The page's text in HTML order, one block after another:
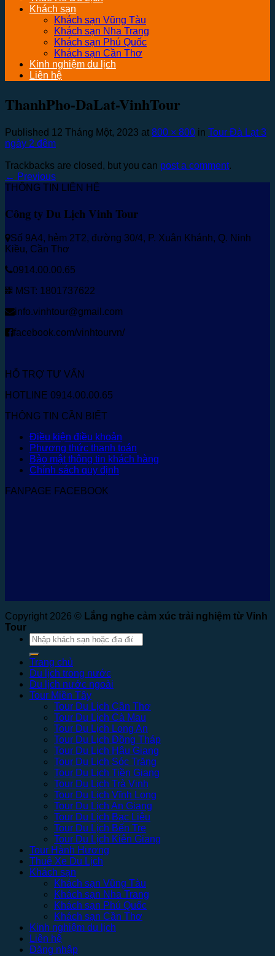
Khách sạn
Khách sạn Vũng Tàu
Khách sạn Nha Trang
Khách sạn Phú Quốc
Khách sạn Cần Thơ
Kinh nghiệm du lịch
Liên hệ
ThanhPho-DaLat-VinhTour
Published 12 Tháng Một, 2023 at 800 × 800 in Tour Đà Lạt 3
ngày 2 đêm
Trackbacks are closed, but you can post a comment.
← Previous
THÔNG TIN LIÊN HỆ
Công ty Du Lịch Vinh Tour
Số 9A4, hẻm 2T2, đường 30/4, P. Xuân Khánh, Q. Ninh
Kiều, Cần Thơ
0914.00.00.65
MST: 1801737622
info.vinhtour@gmail.com
facebook.com/vinhtourvn/
HỖ TRỢ TƯ VẤN
HOTLINE 0914.00.00.65
THÔNG TIN CẦN BIẾT
Điều kiện điều khoản
Phương thức thanh toán
Bảo mật thông tin khách hàng
Chính sách quy định
FANPAGE FACEBOOK
Copyright 2026 © Lắng nghe cảm xúc trải nghiệm từ Vinh
Tour
Tìm
kiếm:
Trang chủ
Du lịch trong nước
Du lịch nước ngoài
Tour Miền Tây
Tour Du Lịch Cần Thơ
Tour Du Lịch Cà Mau
Tour Du Lịch Long An
Tour Du Lịch Đồng Tháp
Tour Du Lịch Hậu Giang
Tour Du Lịch Sóc Trăng
Tour Du Lịch Tiền Giang
Tour Du Lịch Trà Vinh
Tour Du Lịch Vĩnh Long
Tour Du Lịch An Giang
Tour Du Lịch Bạc Liêu
Tour Du Lịch Bến Tre
Tour Du Lịch Kiên Giang
Tour Hành Hương
Thuê Xe Du Lịch
Khách sạn
Khách sạn Vũng Tàu
Khách sạn Nha Trang
Khách sạn Phú Quốc
Khách sạn Cần Thơ
Kinh nghiệm du lịch
Liên hệ
Đăng nhập